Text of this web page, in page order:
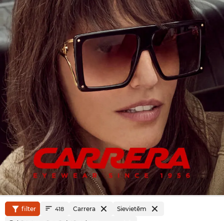
filter 418 Carrera Sievietēm